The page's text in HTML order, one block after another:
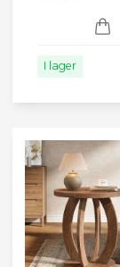
I lager